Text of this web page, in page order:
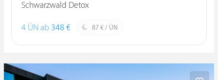
Schwarzwald Detox
4 ÜN ab 348 € 87 € / ÜN